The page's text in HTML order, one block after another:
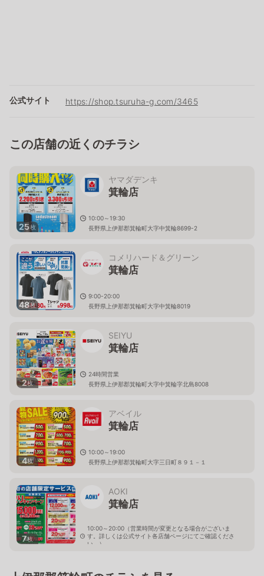
公式サイト https://shop.tsuruha-g.com/3465
この店舗の近くのチラシ
25枚
ヤマダデンキ
箕輪店
10:00～19:30
長野県上伊那郡箕輪町大字中箕輪8699-2
48枚
コメリハード＆グリーン
箕輪店
9:00-20:00
長野県上伊那郡箕輪町大字中箕輪8019
2枚
SEIYU
箕輪店
24時間営業
長野県上伊那郡箕輪町大字中箕輪字北島8008
4枚
アベイル
箕輪店
10:00～19:00
長野県上伊那郡箕輪町大字三日町８９１－１
7枚
AOKI
箕輪店
10:00～20:00（営業時間が変更となる場合がございま
す。詳しくは公式サイト各店舗ページにてご確認くださ
い。）